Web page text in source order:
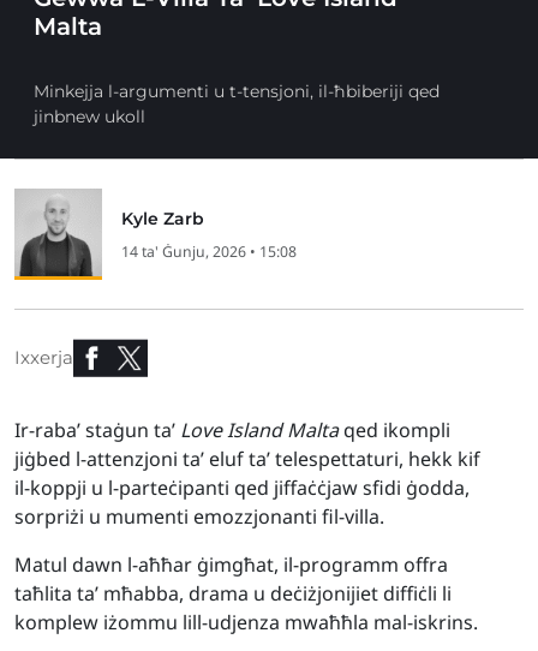
Malta
Minkejja l-argumenti u t-tensjoni, il-ħbiberiji qed
jinbnew ukoll
Kyle Zarb
14 ta' Ġunju, 2026 • 15:08
Ixxerja
Ir-raba’ staġun ta’ Love Island Maltaqed ikompli
jiġbed l-attenzjoni ta’ eluf ta’ telespettaturi, hekk kif
il-koppji u l-parteċipanti qed jiffaċċjaw sfidi ġodda,
sorpriżi u mumenti emozzjonanti fil-villa.
Matul dawn l-aħħar ġimgħat, il-programm offra
taħlita ta’ mħabba, drama u deċiżjonijiet diffiċli li
komplew iżommu lill-udjenza mwaħħla mal-iskrins.